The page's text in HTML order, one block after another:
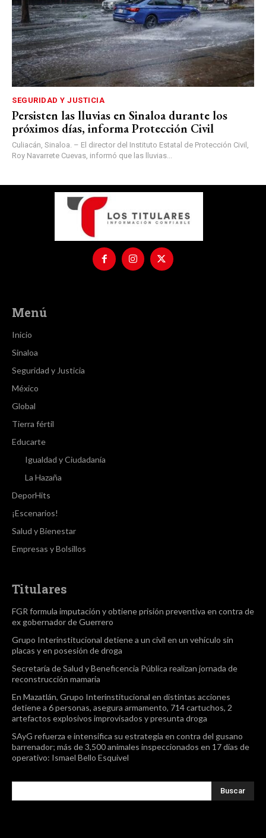
SEGURIDAD Y JUSTICIA
Persisten las lluvias en Sinaloa durante los
próximos días, informa Protección Civil
Culiacán, Sinaloa. – El director del Instituto Estatal de Protección Civil,
Roy Navarrete Cuevas, informó que las lluvias...
Menú
Inicio
Sinaloa
Seguridad y Justicia
México
Global
Tierra fértil
Educarte
Igualdad y Ciudadanía
La Hazaña
DeporHits
¡Escenarios!
Salud y Bienestar
Empresas y Bolsillos
Titulares
FGR formula imputación y obtiene prisión preventiva en contra de
ex gobernador de Guerrero
Grupo Interinstitucional detiene a un civil en un vehículo sin
placas y en posesión de droga
Secretaría de Salud y Beneficencia Pública realizan jornada de
reconstrucción mamaria
En Mazatlán, Grupo Interinstitucional en distintas acciones
detiene a 6 personas, asegura armamento, 714 cartuchos, 2
artefactos explosivos improvisados y presunta droga
SAyG refuerza e intensifica su estrategia en contra del gusano
barrenador; más de 3,500 animales inspeccionados en 17 días de
operativo: Ismael Bello Esquivel
Buscar